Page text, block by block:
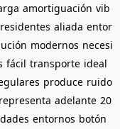
amortiguación vib
residentes aliada entor
modernos necesi
fácil transporte ideal
produce ruido
representa adelante 20
entornos botón